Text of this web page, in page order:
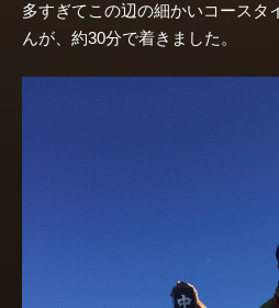
多すぎてこの辺の細かいコースタ
んが、約30分で着きました。